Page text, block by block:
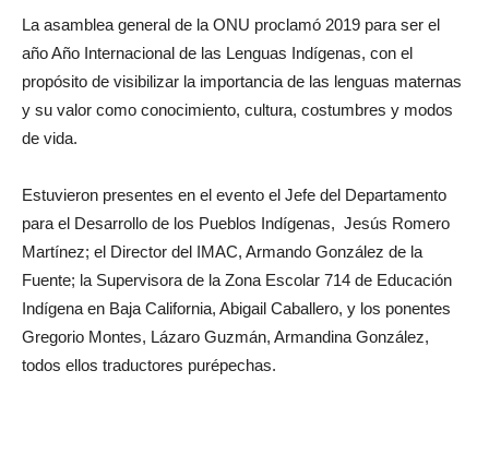
La asamblea general de la ONU proclamó 2019 para ser el
año Año Internacional de las Lenguas Indígenas, con el
propósito de visibilizar la importancia de las lenguas maternas
y su valor como conocimiento, cultura, costumbres y modos
de vida.
Estuvieron presentes en el evento el Jefe del Departamento
para el Desarrollo de los Pueblos Indígenas, Jesús Romero
Martínez; el Director del IMAC, Armando González de la
Fuente; la Supervisora de la Zona Escolar 714 de Educación
Indígena en Baja California, Abigail Caballero, y los ponentes
Gregorio Montes, Lázaro Guzmán, Armandina González,
todos ellos traductores purépechas.